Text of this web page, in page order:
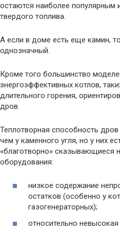
остаются наиболее популярным
твердого топлива.
А если в доме есть еще камин,
однозначный.
Кроме того большинство
энергоэффективных котлов,
длительного горения,
дров.
Теплотворная способность
чем у каменного угля, но у них
«благотворно» сказывающиеся
оборудования:
низкое содержание
остатков (особенно у
газогенераторных);
относительно невысокая